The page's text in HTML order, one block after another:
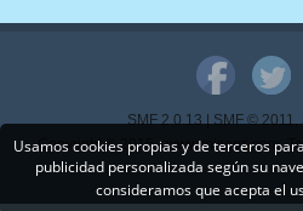
SMF 2.0.13|SMF © 2011,
Copyright © 2015 - www.mispps.com.
Usamos cookies propias y de terceros
publicidad personalizada según su
consideramos que acepta el